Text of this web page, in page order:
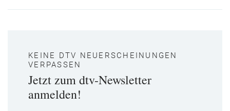
KEINE DTV NEUERSCHEINUNGEN
VERPASSEN
Jetzt zum dtv-Newsletter
anmelden!